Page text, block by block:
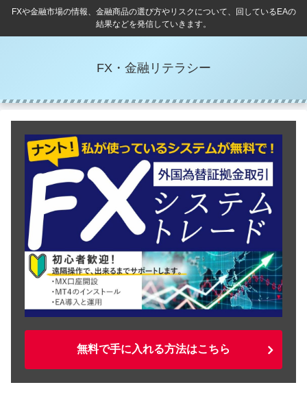
FXや金融市場の情報、金融商品の選び方やリスクについて、回しているEAの
結果などを発信していきます。
FX・金融リテラシー
無料で手に入れる方法はこちら